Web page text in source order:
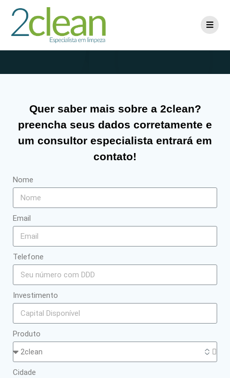
Contato
Quer saber mais sobre a 2clean?
preencha seus dados corretamente e
um consultor especialista entrará em
contato!
Nome
Email
Telefone
Investimento
Produto
Cidade